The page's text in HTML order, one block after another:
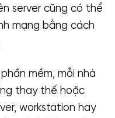
server cũng có thể
mạng bằng cách
mềm, mỗi nhà
thay thế hoặc
workstation hay